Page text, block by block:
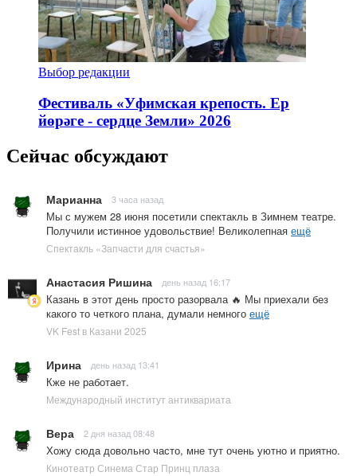
Выбор редакции
Фестиваль «Уфимская крепость. Ер
йөрәге - сердце Земли» 2026
Сейчас обсуждают
Марианна 3 часа назад
Мы с мужем 28 июня посетили спектакль в Зимнем театре.
Получили истинное удовольствие! Великолепная ещё
Спектакль «Запчасти для счастья»
Анастасия Ришина день назад 16:17
Казань в этот день просто разорвала 🔥 Мы приехали без
какого то четкого плана, думали немного ещё
VK Fest в Казани 2025
Ирина день назад 13:41
Кже не работает.
Международный институт антиквариата
Вера 2 дня назад 08:48
Хожу сюда довольно часто, мне тут очень уютно и приятно.
Кинотеатр Синема Стар Принц плаза